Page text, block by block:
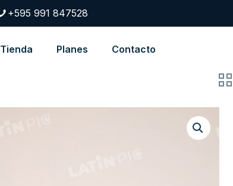
+595 991 847528
Tienda Planes Contacto